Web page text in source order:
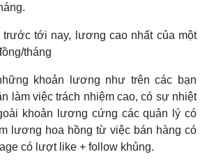
tới nay, lương cao nhất của một
tháng
khoản lương như trên các bạn
làm việc trách nhiệm cao, có sự nhiệt
khoản lương cứng các quản lý có
lương hoa hồng từ việc bán hàng có
có lượt like + follow khủng.